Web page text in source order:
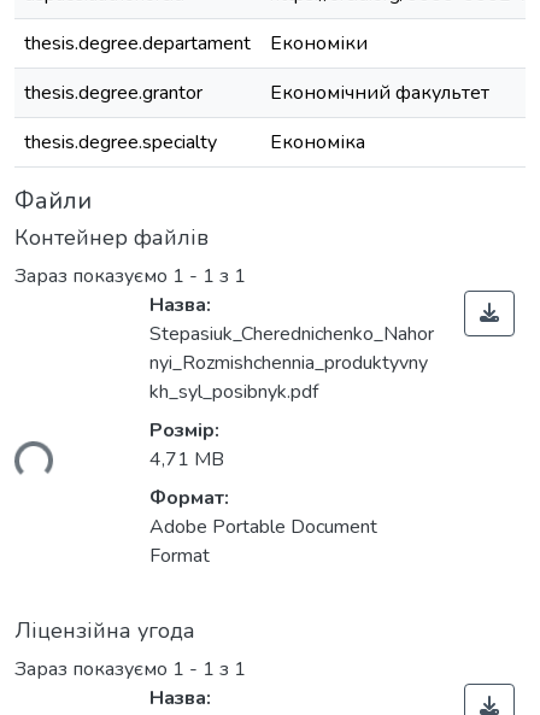
thesis.degree.departament
Економіки
thesis.degree.grantor
Економічний факультет
thesis.degree.specialty
Економіка
Файли
Контейнер файлів
Зараз показуємо 1 - 1 з 1
Назва:
Stepasiuk_Cherednichenko_Nahor
nyi_Rozmishchennia_produktyvny
kh_syl_posibnyk.pdf
Розмір:
4,71 MB
Формат:
Adobe Portable Document
Format
Ліцензійна угода
Зараз показуємо 1 - 1 з 1
Назва: